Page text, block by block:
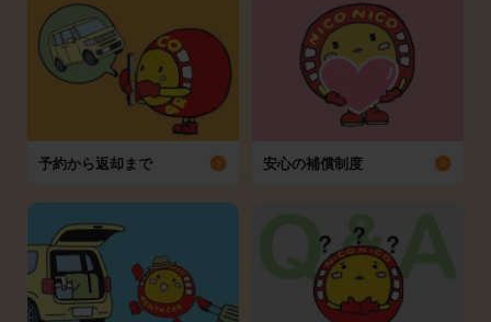
予約から返却まで 安心の補償制度